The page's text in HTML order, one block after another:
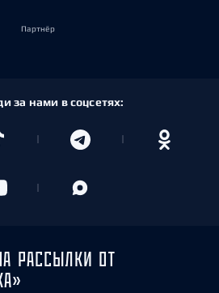
Партнёр
за нами в соцсетях:
РАССЫЛКИ ОТ